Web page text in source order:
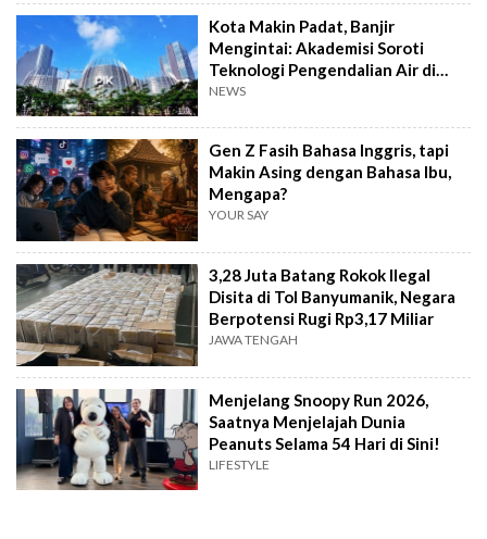
Kota Makin Padat, Banjir
Mengintai: Akademisi Soroti
Teknologi Pengendalian Air di
PIK2
NEWS
Gen Z Fasih Bahasa Inggris, tapi
Makin Asing dengan Bahasa Ibu,
Mengapa?
YOUR SAY
3,28 Juta Batang Rokok Ilegal
Disita di Tol Banyumanik, Negara
Berpotensi Rugi Rp3,17 Miliar
JAWA TENGAH
Menjelang Snoopy Run 2026,
Saatnya Menjelajah Dunia
Peanuts Selama 54 Hari di Sini!
LIFESTYLE